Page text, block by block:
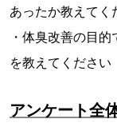
あったか教えてく
・体臭改善の目
を教えてください
アンケート全